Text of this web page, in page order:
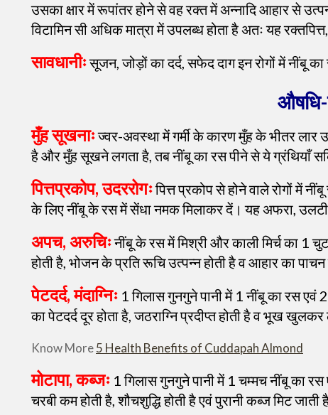
उसका क्षार में रूपांतर होने से वह रक्त में अन्नादि आहार से
विटामिन सी अधिक मात्रा में उपलब्ध होता है अतः यह
सावधानीःसूजन, जोड़ों का दर्द, सफेद दाग इन रोगों में नींबू
औषधि-
मुँह सूखनाःज्वर-अवस्था में गर्मी के कारण मुँह के भीतर लार
है और मुँह सूखने लगता है, तब नींबू का रस पीने से ये ग्रंथियाँ
पित्तप्रकोप, उदररोगःपित्त प्रकोप से होने वाले रोगों में
के लिए नींबू के रस में सेंधा नमक मिलाकर दें। यह अफरा,
अपच, अरुचिःनींबू के रस में मिश्री और काली मिर्च का 1
होती है, भोजन के प्रति रूचि उत्पन्न होती है व आहार का पाचन
पेटदर्द, मंदाग्निः 1 गिलास गुनगुने पानी में 1 नींबू का रस
का पेटदर्द दूर होता है, जठराग्नि प्रदीप्त होती है व भूख
Know More5 Health Benefits of Cuddapah Almond
मोटापा, कब्जः 1 गिलास गुनगुने पानी में 1 चम्मच नींबू का
चरबी कम होती है, शौचशुद्धि होती है एवं पुरानी कब्ज मिट जाती